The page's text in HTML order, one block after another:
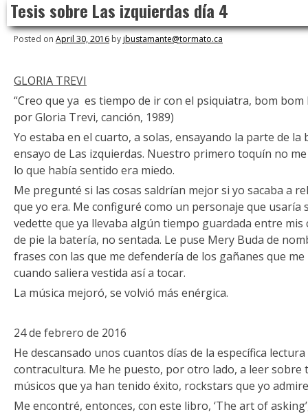
content
Tesis sobre Las izquierdas día 4
Posted on April 30, 2016 byjbustamante@tormato.ca
GLORIA TREVI
“Creo que ya es tiempo de ir con el psiquiatra, bom
por Gloria Trevi, canción, 1989)
Yo estaba en el cuarto, a solas, ensayando la parte de
ensayo de Las izquierdas. Nuestro primero toquín no
lo que había sentido era miedo.
Me pregunté si las cosas saldrían mejor si yo sacaba a
que yo era. Me configuré como un personaje que usaría
vedette que ya llevaba algún tiempo guardada entre mis
de pie la batería, no sentada. Le puse Mery Buda de
frases con las que me defendería de los gañanes que
cuando saliera vestida así a tocar.
La música mejoró, se volvió más enérgica.
24 de febrero de 2016
He descansado unos cuantos días de la específica
contracultura. Me he puesto, por otro lado, a leer sobre
músicos que ya han tenido éxito, rockstars que yo
Me encontré, entonces, con este libro, ‘The art of